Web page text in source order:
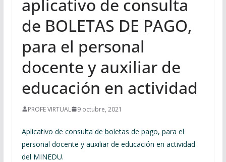
aplicativo de consulta
de BOLETAS DE PAGO,
para el personal
docente y auxiliar de
educación en actividad
PROFE VIRTUAL 9 octubre, 2021
Aplicativo de consulta de boletas de pago, para el
personal docente y auxiliar de educación en actividad
del MINEDU.